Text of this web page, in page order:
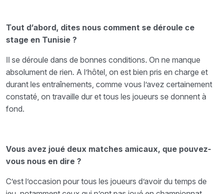
Tout d’abord, dites nous comment se déroule ce
stage en Tunisie ?
Il se déroule dans de bonnes conditions. On ne manque
absolument de rien. A l’hôtel, on est bien pris en charge et
durant les entraînements, comme vous l’avez certainement
constaté, on travaille dur et tous les joueurs se donnent à
fond.
Vous avez joué deux matches amicaux, que pouvez-
vous nous en dire ?
C’est l’occasion pour tous les joueurs d’avoir du temps de